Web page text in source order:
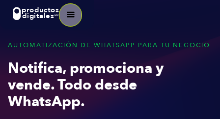
productos
digitalesMX
AUTOMATIZACIÓN DE WHATSAPP PARA TU NEGOCIO
Notifica, promociona y
vende. Todo desde
WhatsApp.